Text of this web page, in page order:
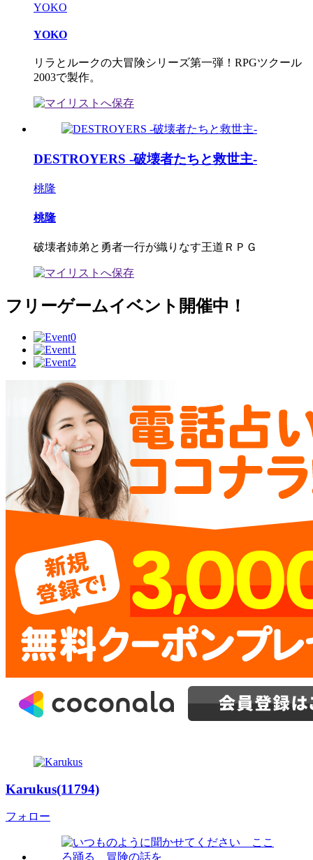
YOKO
YOKO
リラとルークの大冒険シリーズ第一弾！RPGツクール
2003で製作。
DESTROYERS -破壊者たちと救世主-
桃隆
桃隆
破壊者姉弟と勇者一行が織りなす王道ＲＰＧ
フリーゲームイベント開催中！
Karukus(11794)
フォロー